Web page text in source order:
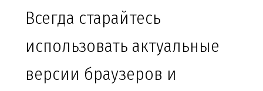
Всегда старайтесь
использовать актуальные
версии браузеров и